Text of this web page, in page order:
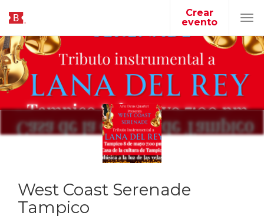
Crear
evento
West Coast Serenade
Tampico